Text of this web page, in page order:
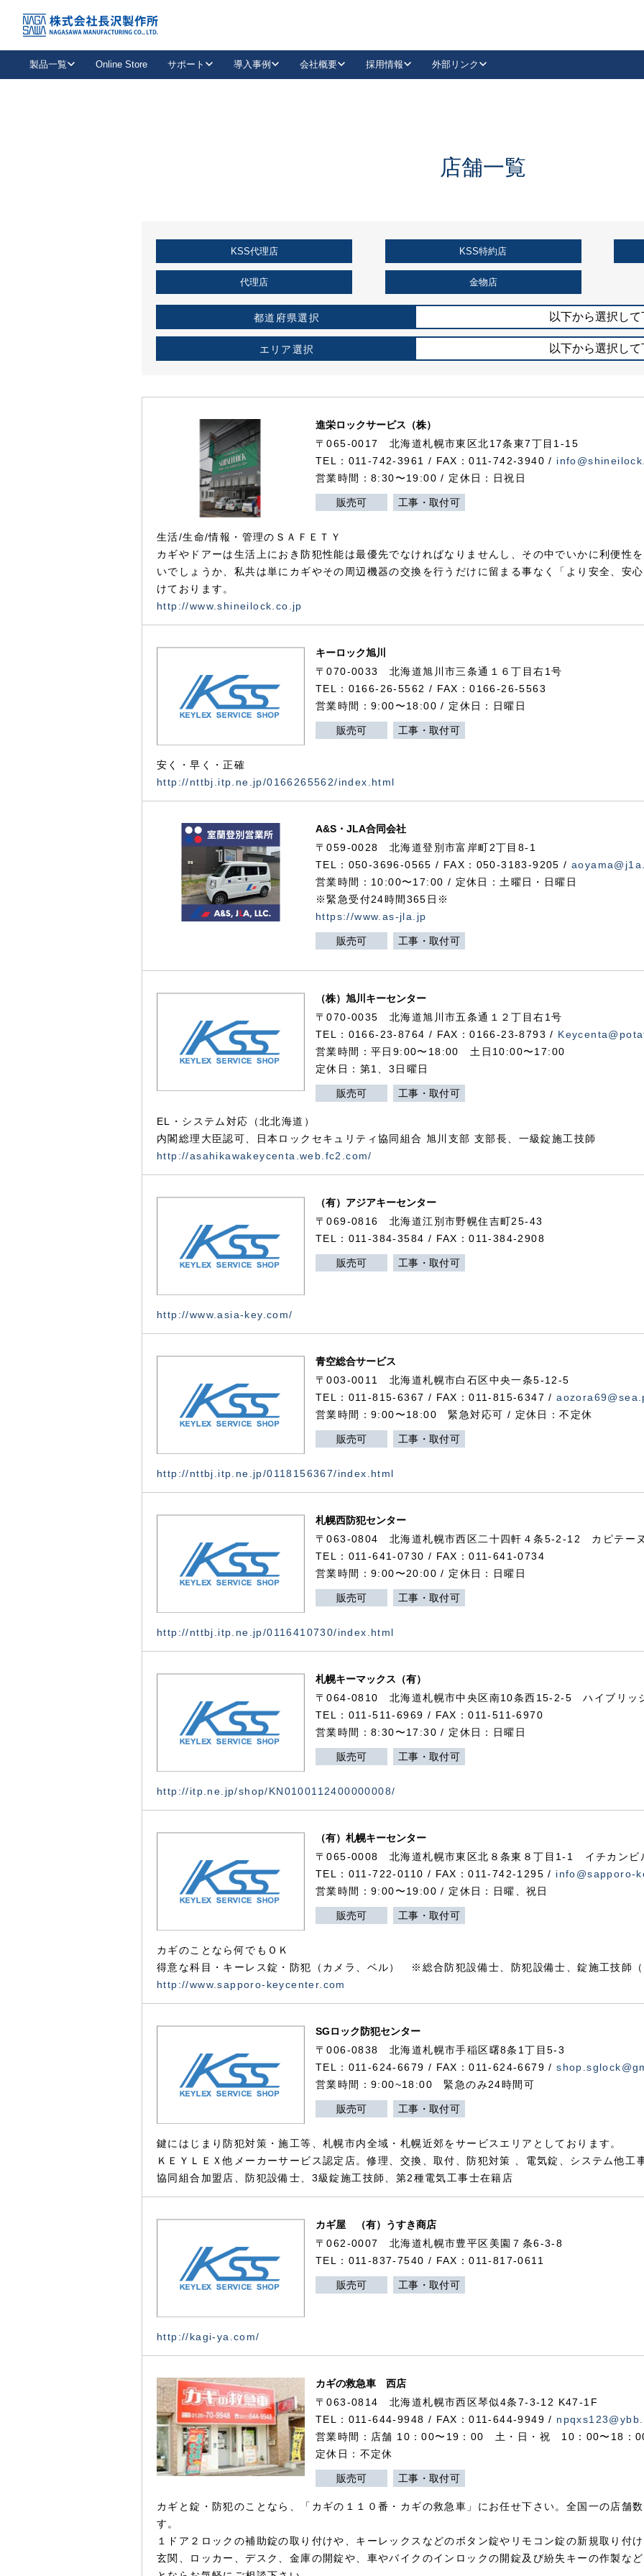
製品一覧
抗ウイルス・抗菌製品
キーレックスを品番からお探しいただけます。
Online Store サポート
取扱店情報
お役立ち情報
導入事例
企業様採用事例
会社概要 採用情報 外部リンク
LinkedIn
KSS加盟店・取扱店情報
店舗一覧
店舗一覧
KSS代理店 KSS特約店
代理店 金物店
都道府県選択 以下から選択し
エリア選択 以下から選択し
進栄ロックサービス（株）
〒065-0017 北海道札幌市東区北17条東7丁目1-15
TEL：011-742-3961 / FAX：011-742-3940 /
営業時間：8:30〜19:00 / 定休日：日祝日
販売可 工事・取付可
生活/生命/情報・管理のＳＡＦＥＴＹ
カギやドアーは生活上におき防犯性能は最優先でなければなりませんし、その中でいかに利便性
いでしょうか、私共は単にカギやその周辺機器の交換を行うだけに留まる事なく「より安全、安
けております。
http://www.shineilock.co.jp
キーロック旭川
〒070-0033 北海道旭川市三条通１６丁目右1号
TEL：0166-26-5562 / FAX：0166-26-5563
営業時間：9:00〜18:00 / 定休日：日曜日
販売可 工事・取付可
安く・早く・正確
http://nttbj.itp.ne.jp/0166265562/index.html
A&S・JLA合同会社
〒059-0028北海道登別市富岸町2丁目 8-1
TEL：050-3696-0565 / FAX：050-3183-9205 /
営業時間：10:00〜17:00 / 定休日：土曜日・日曜日
※緊急受付24時間365日※
https://www.as-jla.jp
販売可 工事・取付可
（株）旭川キーセンター
〒070-0035 北海道旭川市五条通１２丁目右1号
TEL：0166-23-8764 / FAX：0166-23-8793 /
営業時間：平日9:00〜18:00 土日10:00〜17:00
定休日：第1、3日曜日
販売可 工事・取付可
EL・システム対応（北北海道）
内閣総理大臣認可、日本ロックセキュリティ協同組合 旭川支部 支部長、一級錠施工技師
http://asahikawakeycenta.web.fc2.com/
（有）アジアキーセンター
〒069-0816 北海道江別市野幌住吉町25-43
TEL：011-384-3584 / FAX：011-384-2908
販売可 工事・取付可
http://www.asia-key.com/
青空総合サービス
〒003-0011 北海道札幌市白石区中央一条5-12-5
TEL：011-815-6367 / FAX：011-815-6347 /
営業時間：9:00〜18:00 緊急対応可 / 定休日：不定休
販売可 工事・取付可
http://nttbj.itp.ne.jp/0118156367/index.html
札幌西防犯センター
〒063-0804 北海道札幌市西区二十四軒４条5-2-12 カピテー
TEL：011-641-0730 / FAX：011-641-0734
営業時間：9:00〜20:00 / 定休日：日曜日
販売可 工事・取付可
http://nttbj.itp.ne.jp/0116410730/index.html
札幌キーマックス（有）
〒064-0810 北海道札幌市中央区南10条西15-2-5 ハイブリッ
TEL：011-511-6969 / FAX：011-511-6970
営業時間：8:30〜17:30 / 定休日：日曜日
販売可 工事・取付可
http://itp.ne.jp/shop/KN0100112400000008/
（有）札幌キーセンター
〒065-0008 北海道札幌市東区北８条東８丁目1-1 イチカンビ
TEL：011-722-0110 / FAX：011-742-1295 / info@sapporo-
営業時間：9:00〜19:00 / 定休日：日曜、祝日
販売可 工事・取付可
カギのことなら何でもＯＫ
得意な科目・キーレス錠・防犯（カメラ、ベル） ※総合防犯設備士、防犯設備士、錠施工技師
http://www.sapporo-keycenter.com
SGロック防犯センター
〒006-0838 北海道札幌市手稲区曙8条1丁目5-3
TEL：011-624-6679 / FAX：011-624-6679 /
営業時間：9:00~18:00 緊急のみ24時間可
販売可 工事・取付可
鍵にはじまり防犯対策・施工等、札幌市内全域・札幌近郊をサービスエリアとしております。
ＫＥＹＬＥＸ他メーカーサービス認定店。修理、交換、取付、防犯対策 、電気錠、システム他工
協同組合加盟店、防犯設備士、3級錠施工技師、第2種電気工事士在籍店
カギ屋 （有）うすき商店
〒062-0007 北海道札幌市豊平区美園７条6-3-8
TEL：011-837-7540 / FAX：011-817-0611
販売可 工事・取付可
http://kagi-ya.com/
カギの救急車 西店
〒063-0814 北海道札幌市西区琴似4条7-3-12 K47-1F
TEL：011-644-9948 / FAX：011-644-9949 /
営業時間：店舗 10：00〜19：00 土・日・祝 10：00〜18：
定休日：不定休
販売可 工事・取付可
カギと錠・防犯のことなら、「カギの１１０番・カギの救急車」にお任せ下さい。全国一の店舗
す。
１ドア２ロックの補助錠の取り付けや、キーレックスなどのボタン錠やリモコン錠の新規取り付
玄関、ロッカー、デスク、金庫の開錠や、車やバイクのインロックの開錠及び紛失キーの作製な